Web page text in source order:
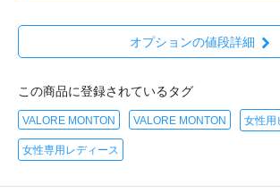
オプションの値段詳細
この商品に登録されているタグ
VALORE MONTON VALORE MONTON 女性用
女性専用レディース